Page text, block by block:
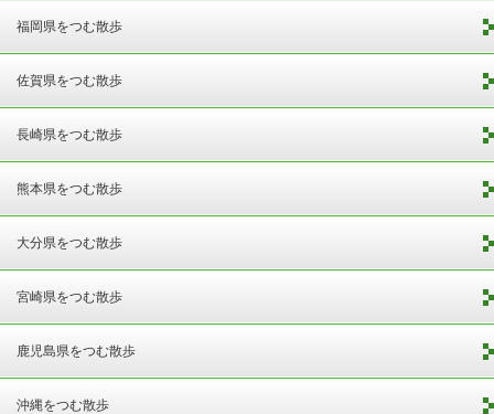
福岡県をつむ散歩
佐賀県をつむ散歩
長崎県をつむ散歩
熊本県をつむ散歩
大分県をつむ散歩
宮崎県をつむ散歩
鹿児島県をつむ散歩
沖縄をつむ散歩